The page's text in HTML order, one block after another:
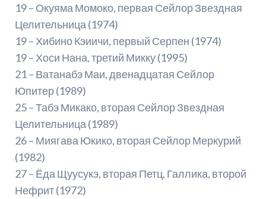
19 – Окуяма Момоко, первая Сейлор Звездная
Целительница (1974)
19 – Хибино Кэиичи, первый Серпен (1974)
19 – Хоси Нана, третий Микку (1995)
21 – Ватанабэ Маи, двенадцатая Сейлор
Юпитер (1989)
25 – Табэ Микако, вторая Сейлор Звездная
Целительница (1989)
26 – Миягава Юкико, вторая Сейлор Меркурий
(1982)
27 – Ёда Щуусукэ, вторая Петц, Галлика, второй
Нефрит (1972)